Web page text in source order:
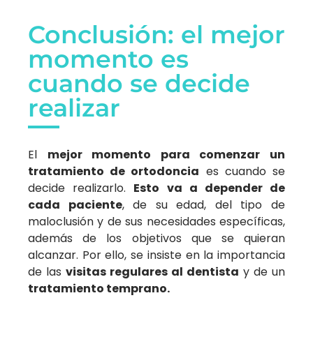
Conclusión: el mejor
momento es
cuando se decide
realizar
El mejor momento para comenzar un
tratamiento de ortodoncia es cuando se
decide realizarlo. Esto va a depender de
cada paciente, de su edad, del tipo de
maloclusión y de sus necesidades específicas,
además de los objetivos que se quieran
alcanzar. Por ello, se insiste en la importancia
de las visitas regulares al dentista y de un
tratamiento temprano.